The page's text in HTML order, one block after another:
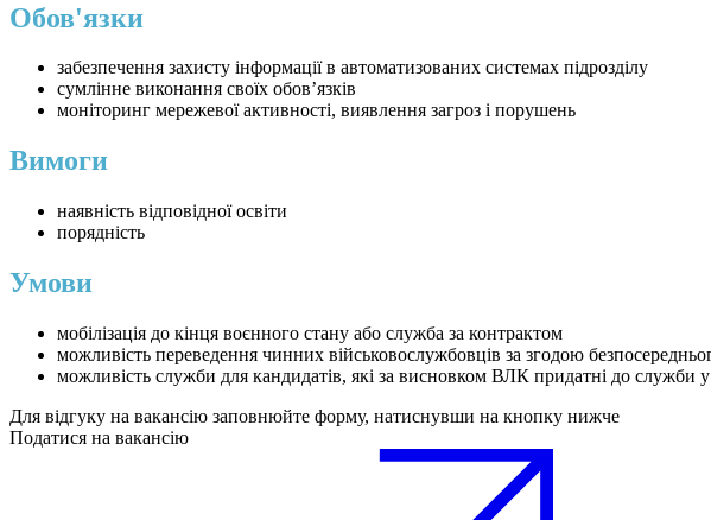
Обов'язки
забезпечення захисту інформації в автоматизованих системах підрозділу
сумлінне виконання своїх обовʼязків
моніторинг мережевої активності, виявлення загроз і порушень
Вимоги
наявність відповідної освіти
порядність
Умови
мобілізація до кінця воєнного стану або служба за контрактом
можливість переведення чинних військовослужбовців за згодою
можливість служби для кандидатів, які за висновком ВЛК придатні до
Для відгуку на вакансію заповнюйте форму, натиснувши на кнопку нижче
Податися на вакансію